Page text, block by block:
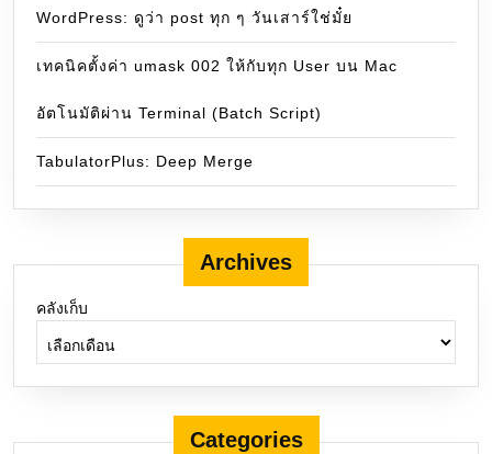
WordPress: ดูว่า post ทุก ๆ วันเสาร์ใช่มั๋ย
เทคนิคตั้งค่า umask 002 ให้กับทุก User บน Mac
อัตโนมัติผ่าน Terminal (Batch Script)
TabulatorPlus: Deep Merge
Archives
คลังเก็บ
Categories